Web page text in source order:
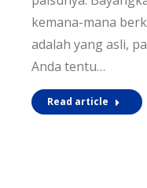
kemana-mana
adalah yang asli,
Anda tentu…
Read article